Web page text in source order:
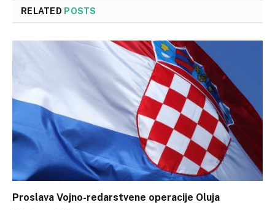
RELATED POSTS
Proslava Vojno-redarstvene operacije Oluja